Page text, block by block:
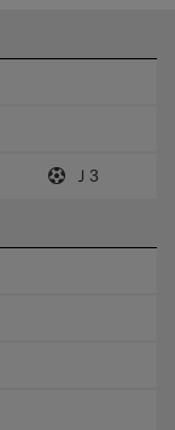
Ｊ3